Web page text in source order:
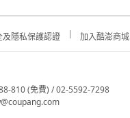
及隱私保護認證 加入酷澎商城
810 (免費) / 02-5592-7298